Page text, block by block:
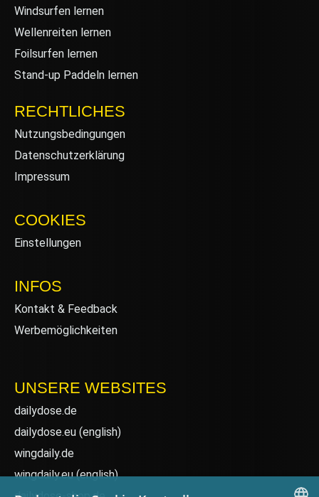
Windsurfen lernen
Wellenreiten lernen
Foilsurfen lernen
Stand-up Paddeln lernen
RECHTLICHES
Nutzungsbedingungen
Datenschutzerklärung
Impressum
COOKIES
Einstellungen
INFOS
Kontakt & Feedback
Werbemöglichkeiten
UNSERE WEBSITES
dailydose.de
dailydose.eu (english)
wingdaily.de
wingdaily.eu(english)